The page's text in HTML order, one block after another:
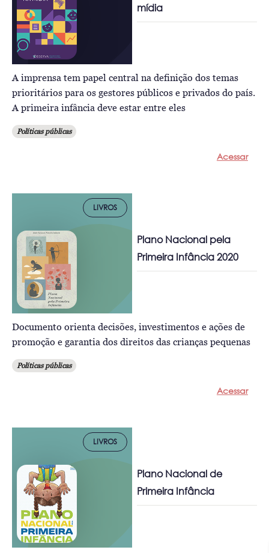
mídia
A imprensa tem papel central na definição dos temas
prioritários para os gestores públicos e privados do país.
A primeira infância deve estar entre eles
Políticas públicas
Acessar
LIVROS
Plano Nacional pela
Primeira Infância 2020
Documento orienta decisões, investimentos e ações de
promoção e garantia dos direitos das crianças pequenas
Políticas públicas
Acessar
LIVROS
Plano Nacional de
Primeira Infância